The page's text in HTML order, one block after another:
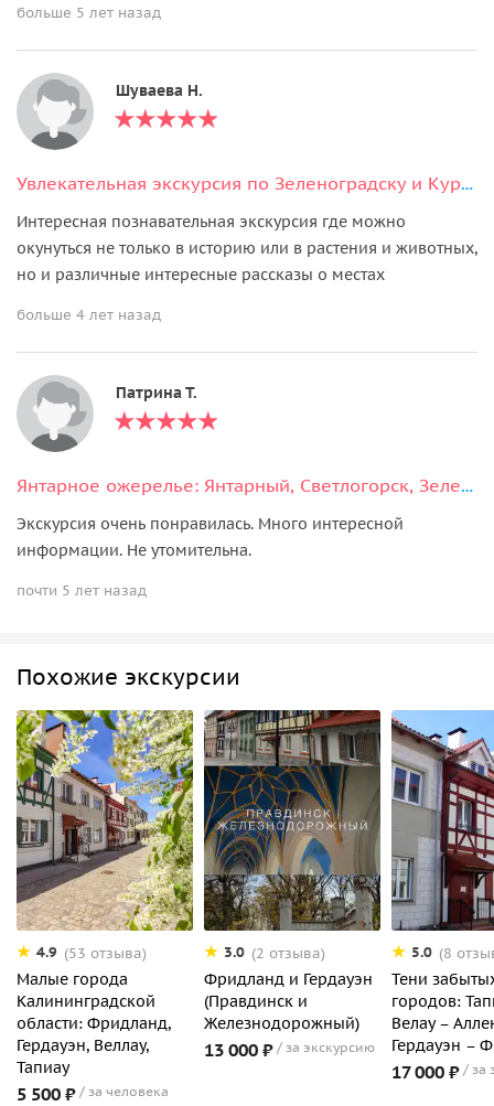
больше 5 лет назад
Шуваева Н.
Увлекательная экскурсия по Зеленоградску и Куршской косе
Интересная познавательная экскурсия где можно
окунуться не только в историю или в растения и животных,
но и различные интересные рассказы о местах
больше 4 лет назад
Патрина Т.
Янтарное ожерелье: Янтарный, Светлогорск, Зеленоградск
Экскурсия очень понравилась. Много интересной
информации. Не утомительна.
почти 5 лет назад
Похожие экскурсии
4.9 (53 отзыва)
Малые города
Калининградской
области: Фридланд,
Гердауэн, Веллау,
Тапиау
5 500 ₽ за человека
3.0 (2 отзыва)
Фридланд и Гердауэн
(Правдинск и
Железнодорожный)
13 000 ₽ за экскурсию
5.0 (8
Тени
городов:
Велау –
Гердауэн –
17 000 ₽ за